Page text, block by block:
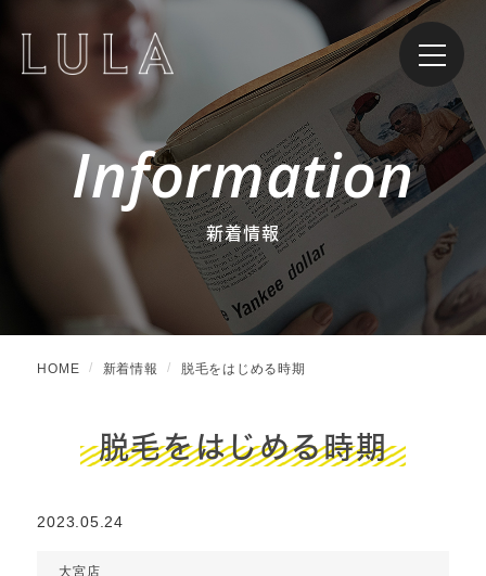
Information
新着情報
HOME 新着情報 脱毛をはじめる時期
脱毛をはじめる時期
2023.05.24
大宮店